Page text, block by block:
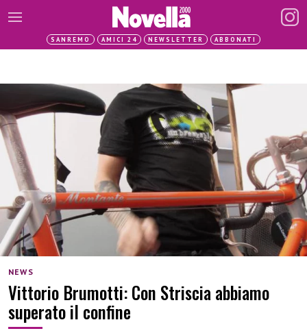
SANREMO AMICI 24 NEWSLETTER ABBONATI
NEWS
Vittorio Brumotti: Con Striscia abbiamo
superato il confine